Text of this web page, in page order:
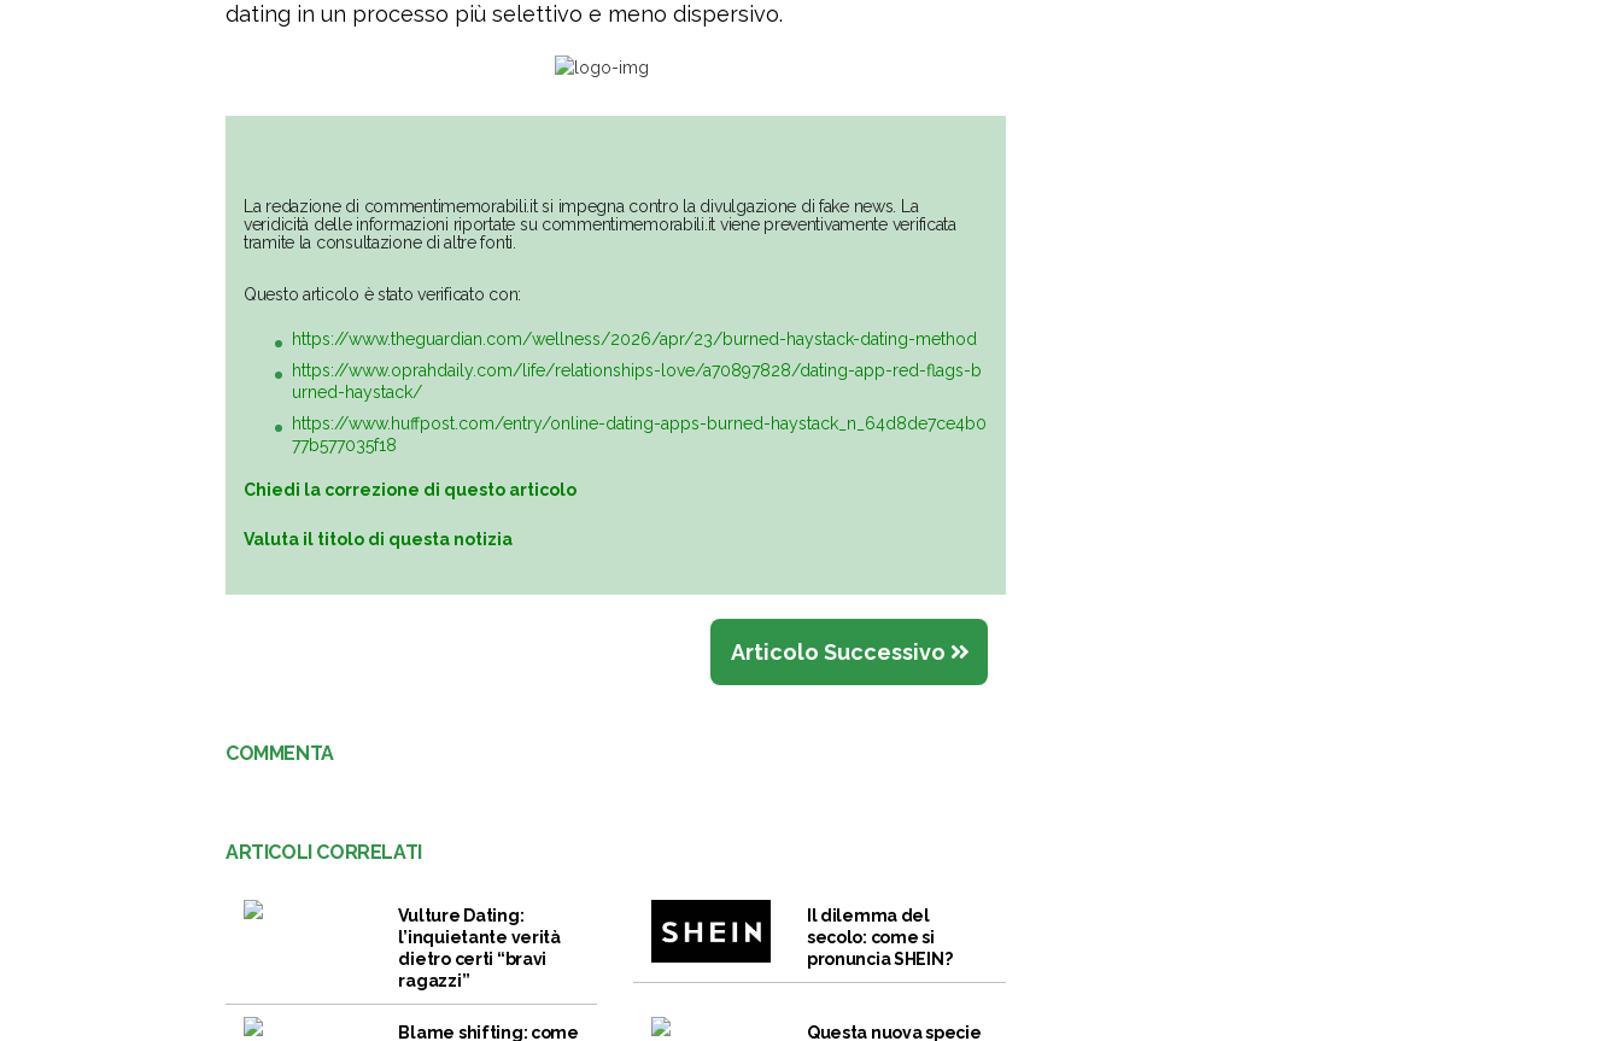
dating in un processo più selettivo e meno dispersivo.
La redazione di commentimemorabili.it si impegna contro la divulgazione di fake news. La
veridicità delle informazioni riportate su commentimemorabili.it viene preventivamente verificata
tramite la consultazione di altre fonti.
Questo articolo è stato verificato con:
https://www.theguardian.com/wellness/2026/apr/23/burned-haystack-dating-method
https://www.oprahdaily.com/life/relationships-love/a70897828/dating-app-red-flags-b
urned-haystack/
https://www.huffpost.com/entry/online-dating-apps-burned-haystack_n_64d8de7ce4b0
77b577035f18
Chiedi la correzione di questo articolo
Valuta il titolo di questa notizia
Articolo Successivo
COMMENTA
ARTICOLI CORRELATI
Vulture Dating:
l’inquietante verità
dietro certi “bravi
ragazzi”
Il dilemma del
secolo: come si
pronuncia SHEIN?
Blame shifting: come Questa nuova specie